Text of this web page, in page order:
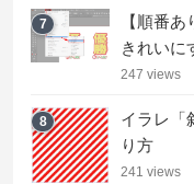
7
【順番
きれいに
247 views
8
イラレ「
り方
241 views